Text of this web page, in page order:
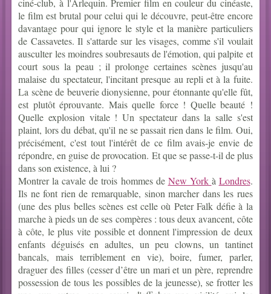
ciné-club, à l'Arlequin. Premier film en couleur du cinéaste,
le film est brutal pour celui qui le découvre, peut-être encore
davantage pour qui ignore le style et la manière particuliers
de Cassavetes. Il s'attarde sur les visages, comme s'il voulait
ausculter les moindres soubresauts de l'émotion, qui palpite et
court sous la peau ; il prolonge certaines scènes jusqu'au
malaise du spectateur, l'incitant presque au repli et à la fuite.
La scène de beuverie dionysienne, pour étonnante qu'elle fût,
est plutôt éprouvante. Mais quelle force ! Quelle beauté !
Quelle explosion vitale ! Un spectateur dans la salle s'est
plaint, lors du débat, qu'il ne se passait rien dans le film. Oui,
précisément, c'est tout l'intérêt de ce film avais-je envie de
répondre, en guise de provocation. Et que se passe-t-il de plus
dans son existence, à lui ?
Montrer la cavale de trois hommes de New York à Londres.
Ils ne font rien de remarquable, sinon marcher dans les rues
(une des plus belles scènes est celle où Peter Falk défie à la
marche à pieds un de ses compères : tous deux avancent, côte
à côte, le plus vite possible et donnent l'impression de deux
enfants déguisés en adultes, un peu clowns, un tantinet
bancals, mais terriblement en vie), boire, fumer, parler,
draguer des filles (cesser d’être un mari et un père, reprendre
possession de tous les possibles de la jeunesse), se frotter les